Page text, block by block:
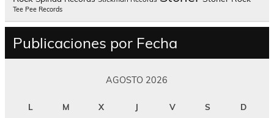
Tee Pee Records
Publicaciones por Fecha
AGOSTO 2026
L M X J V S D